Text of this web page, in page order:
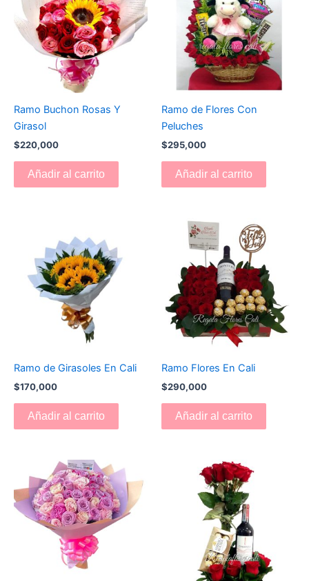
Ramo Buchon Rosas Y
Girasol
$220,000
Añadir al carrito
Ramo de Flores Con
Peluches
$295,000
Añadir al carrito
Ramo de Girasoles En Cali
$170,000
Añadir al carrito
Ramo Flores En Cali
$290,000
Añadir al carrito